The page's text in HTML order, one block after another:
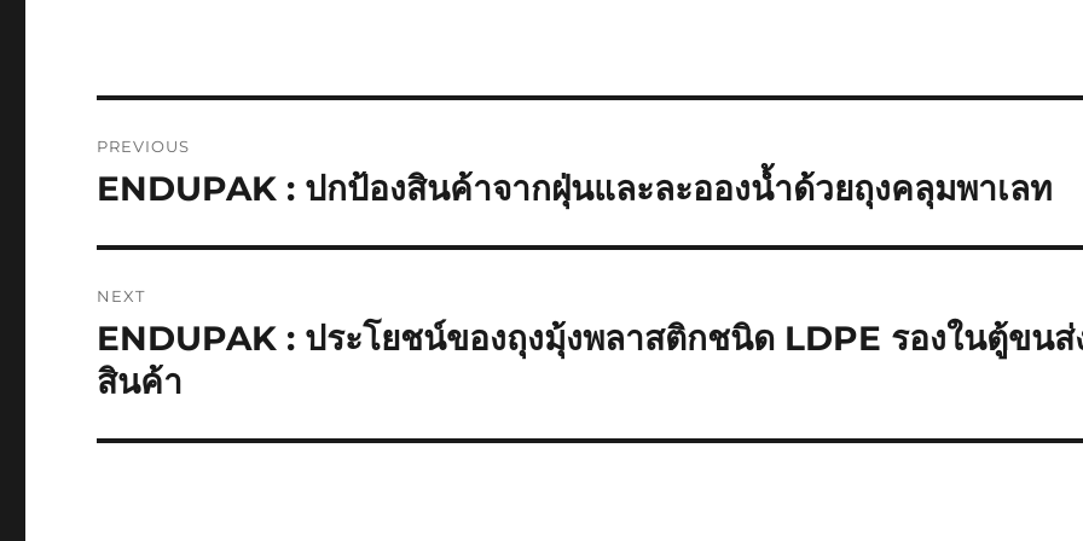
navigation
PREVIOUS
Previous
ENDUPAK : ปกป้องสินค้าจากฝุ่นและละอองน้ำด้วยถุงคลุมพาเลท
NEXT
Next
post:
ENDUPAK : ประโยชน์ของถุงมุ้งพลาสติกชนิด LDPE รองในตู้ขนส่
สินค้า